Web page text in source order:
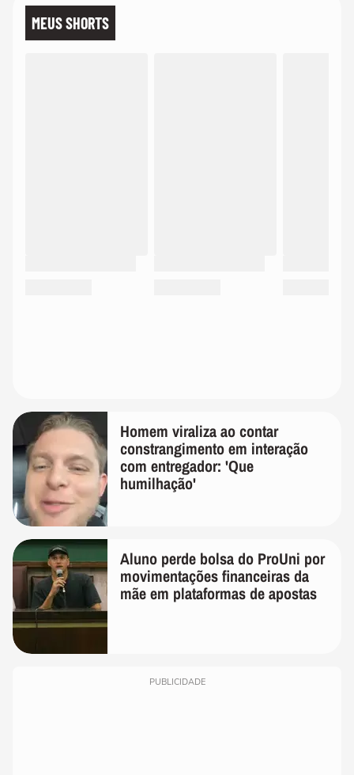
MEUS SHORTS
Homem viraliza ao contar
constrangimento em interação
com entregador: 'Que
humilhação'
Aluno perde bolsa do ProUni por
movimentações financeiras da
mãe em plataformas de apostas
PUBLICIDADE